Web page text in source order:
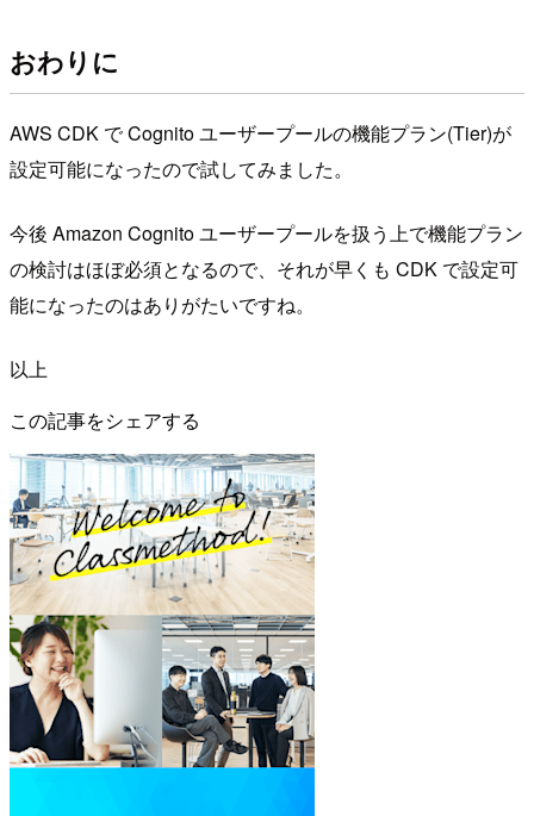
おわりに
AWS CDK で Cognito ユーザープールの機能プラン(Tier)が
設定可能になったので試してみました。
今後 Amazon Cognito ユーザープールを扱う上で機能プラン
の検討はほぼ必須となるので、それが早くも CDK で設定可
能になったのはありがたいですね。
以上
この記事をシェアする